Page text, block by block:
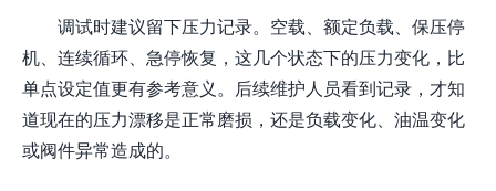
调试时建议留下压力记录。空载、额定负载、保压停
机、连续循环、急停恢复，这几个状态下的压力变化，比
单点设定值更有参考意义。后续维护人员看到记录，才知
道现在的压力漂移是正常磨损，还是负载变化、油温变化
或阀件异常造成的。